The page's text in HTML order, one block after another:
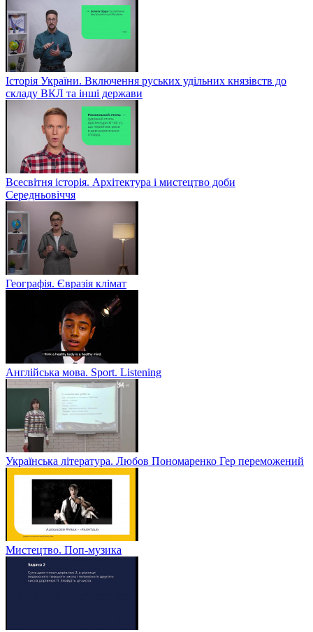
Історія України. Включення руських удільних князівств до
складу ВКЛ та інші держави
Всесвітня історія. Архітектура і мистецтво доби
Середньовіччя
Географія. Євразія клімат
Англійська мова. Sport. Listening
Українська література. Любов Пономаренко Гер переможений
Мистецтво. Поп-музика